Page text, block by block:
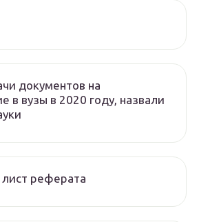
документов на
в вузы в 2020 году, назвали
реферата